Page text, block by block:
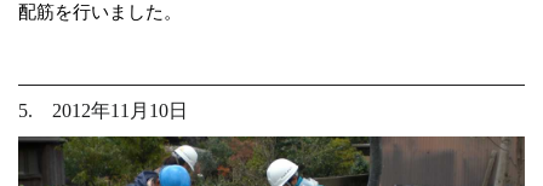
配筋を行いました。
5. 2012年11月10日